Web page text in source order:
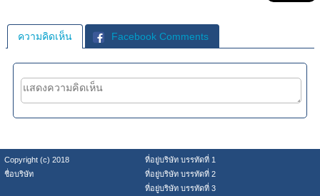
ความคิดเห็น Facebook Comments
Copyright (c) 2018
ที่อยู่บริษัท บรรทัดที่ 1
ชื่อบริษัท
ที่อยู่บริษัท บรรทัดที่ 2
ที่อยู่บริษัท บรรทัดที่ 3